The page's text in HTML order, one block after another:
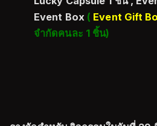
Event Box ( Event Gift
จำกัดคนละ 1 ชิ้น)